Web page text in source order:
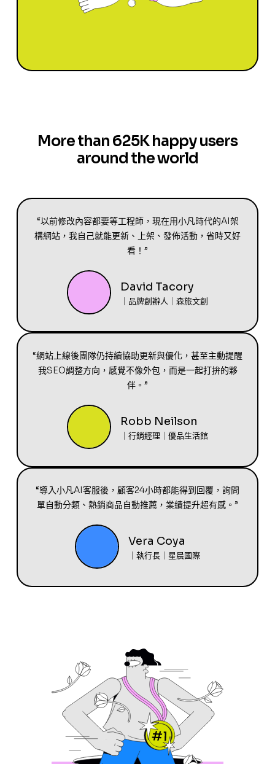
More than 625K happy users
around the world
“以前修改內容都要等工程師，現在用小凡時代的AI架
構網站，我自己就能更新、上架、發佈活動，省時又好
看！”
David Tacory
｜品牌創辦人｜森旅文創
“網站上線後團隊仍持續協助更新與優化，甚至主動提醒
我SEO調整方向，感覺不像外包，而是一起打拚的夥
伴。”
Robb Neilson
｜行銷經理｜優品生活館
“導入小凡AI客服後，顧客24小時都能得到回覆，詢問
單自動分類、熱銷商品自動推薦，業績提升超有感。”
Vera Coya
｜執行長｜星晨國際